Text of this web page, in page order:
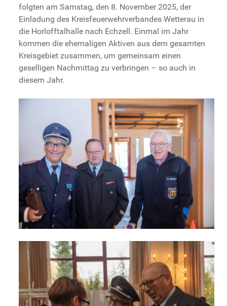
folgten am Samstag, den 8. November 2025, der
Einladung des Kreisfeuerwehrverbandes Wetterau in
die Horlofftalhalle nach Echzell. Einmal im Jahr
kommen die ehemaligen Aktiven aus dem gesamten
Kreisgebiet zusammen, um gemeinsam einen
geselligen Nachmittag zu verbringen – so auch in
diesem Jahr.